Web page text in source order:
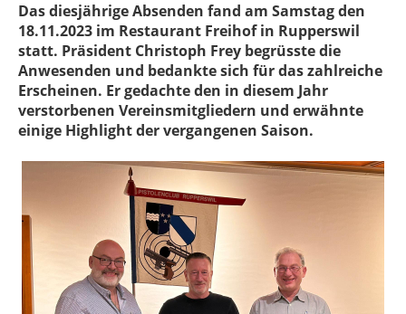
Das diesjährige Absenden fand am Samstag den
18.11.2023 im Restaurant Freihof in Rupperswil
statt. Präsident Christoph Frey begrüsste die
Anwesenden und bedankte sich für das zahlreiche
Erscheinen. Er gedachte den in diesem Jahr
verstorbenen Vereinsmitgliedern und erwähnte
einige Highlight der vergangenen Saison.